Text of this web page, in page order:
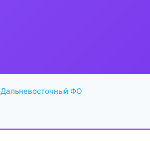
Дальневосточный ФО